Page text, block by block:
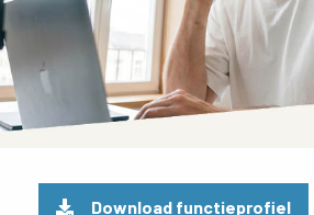
Download functieprofiel